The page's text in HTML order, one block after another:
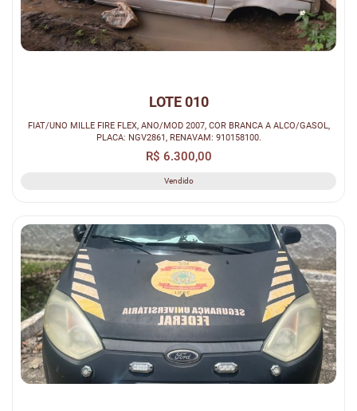
LOTE 010
FIAT/UNO MILLE FIRE FLEX, ANO/MOD 2007, COR BRANCA A ALCO/GASOL,
PLACA: NGV2861, RENAVAM: 910158100.
R$ 6.300,00
Vendido